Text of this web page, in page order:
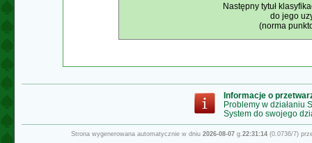
Następny tytuł
do jego
(norma
Informacje o
Problemy w działaniu
System do swojego
Strona wygenerowana automatycznie w dniu 2026-08-07g.22:31:14(0.0736/7)